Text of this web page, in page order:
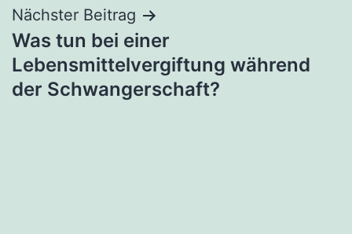
Nächster Beitrag
Was tun bei einer
Lebensmittelvergiftung während
der Schwangerschaft?